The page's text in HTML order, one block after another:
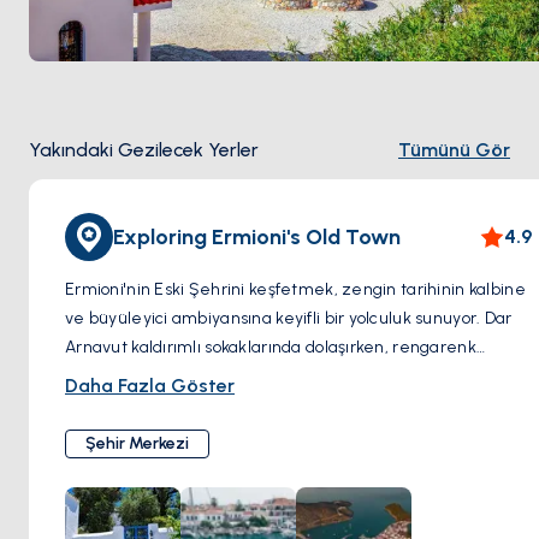
Yakındaki Gezilecek Yerler Tümünü Gör
Exploring Ermioni's Old Town 4.9
Ermioni'nin Eski Şehrini keşfetmek, zengin tarihinin kalbine
ve büyüleyici ambiyansına keyifli bir yolculuk sunuyor. Dar
Arnavut kaldırımlı sokaklarında dolaşırken, rengarenk
kepenkleri ve canlı pembe begonvilleri ile süslü geleneksel
karşılanacaksınız. Sevimli kafeler, taze demlenmiş
kahvenin davetkar aromasıyla sizi kendine çekerken, yerel
esnaflar yetenekli zanaatkarlar tarafından hazırlanmış el
yapımı sanat eserleri, geleneksel ürünler ve benzersiz
Daha Fazla Göster
Şehir Merkezi